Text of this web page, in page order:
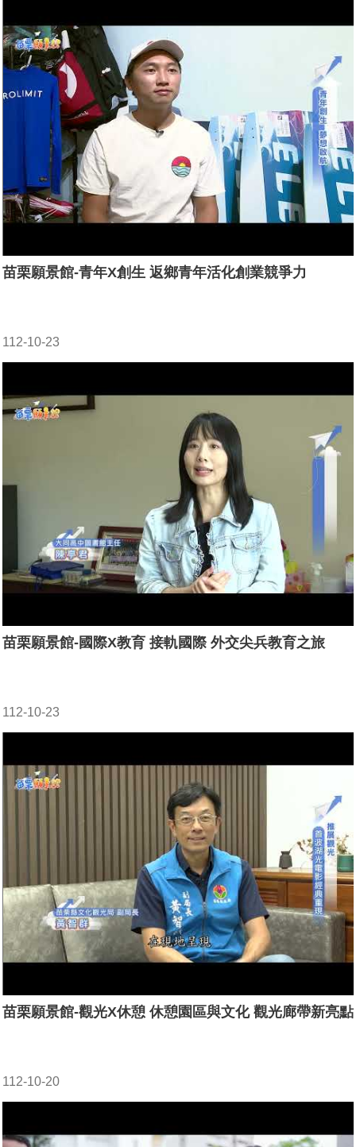
苗栗願景館-青年X創生 返鄉青年活化創業競爭力
112-10-23
苗栗願景館-國際X教育 接軌國際 外交尖兵教育之旅
112-10-23
苗栗願景館-觀光X休憩 休憩園區與文化 觀光廊帶新亮點
112-10-20